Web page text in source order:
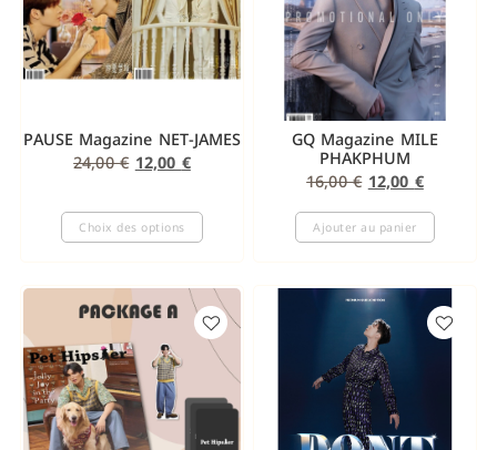
PAUSE Magazine NET-JAMES
24,00€ 12,00 €
Choix des options
GQ Magazine MILE
PHAKPHUM
16,00€ 12,00 €
Ajouter au panier